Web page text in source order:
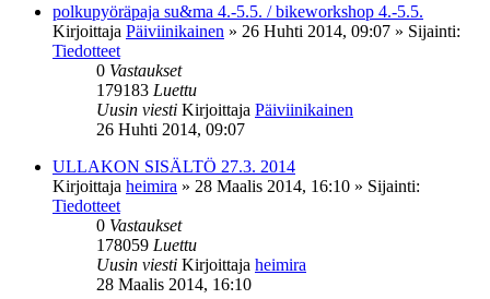
polkupyöräpaja su&ma 4.-5.5. / bikeworkshop 4.-5.5.
Kirjoittaja Päiviinikainen » 26 Huhti 2014, 09:07 » Sijainti:
Tiedotteet
0 Vastaukset
179183 Luettu
Uusin viesti Kirjoittaja Päiviinikainen
26 Huhti 2014, 09:07
ULLAKON SISÄLTÖ 27.3. 2014
Kirjoittaja heimira » 28 Maalis 2014, 16:10 » Sijainti:
Tiedotteet
0 Vastaukset
178059 Luettu
Uusin viesti Kirjoittaja heimira
28 Maalis 2014, 16:10